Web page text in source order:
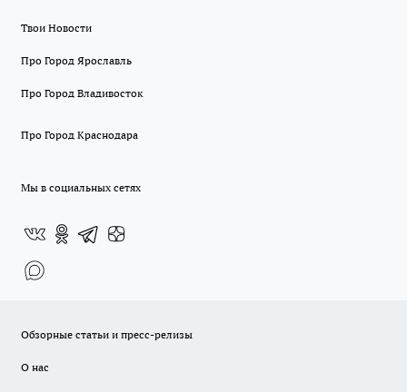
Твои Новости
Про Город Ярославль
Про Город Владивосток
Про Город Краснодара
Мы в социальных сетях
Обзорные статьи и пресс-релизы
О нас